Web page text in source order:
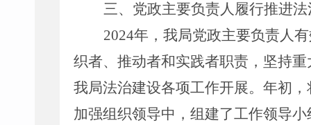
三、党政主要负责人履行推进
2024年，我局党政主要负责人
织者、推动者和实践者职责，坚持
我局法治建设各项工作开展。年初
加强组织领导中 ，组建了工作领导小